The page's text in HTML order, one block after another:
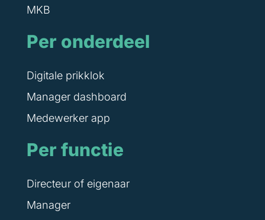
MKB
Per onderdeel
Digitale prikklok
Manager dashboard
Medewerker app
Per functie
Directeur of eigenaar
Manager